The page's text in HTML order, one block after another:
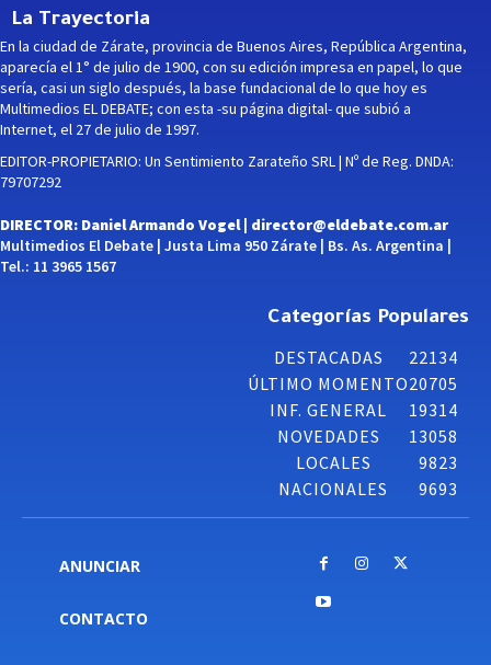
La Trayectoria
En la ciudad de Zárate, provincia de Buenos Aires, República Argentina,
aparecía el 1° de julio de 1900, con su edición impresa en papel, lo que
sería, casi un siglo después, la base fundacional de lo que hoy es
Multimedios EL DEBATE; con esta -su página digital- que subió a
Internet, el 27 de julio de 1997.
EDITOR-PROPIETARIO: Un Sentimiento Zarateño SRL | Nº de Reg. DNDA:
79707292
DIRECTOR: Daniel Armando Vogel | director@eldebate.com.ar
Multimedios El Debate | Justa Lima 950 Zárate | Bs. As. Argentina |
Tel.: 11 3965 1567
Categorías Populares
DESTACADAS
22134
ÚLTIMO MOMENTO20705
INF. GENERAL
19314
NOVEDADES
13058
LOCALES
9823
NACIONALES
9693
ANUNCIAR
CONTACTO